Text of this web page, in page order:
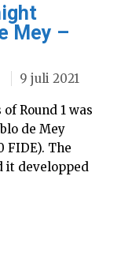
Mey –
9 juli 2021
Round 1 was
de Mey
FIDE). The
it developped